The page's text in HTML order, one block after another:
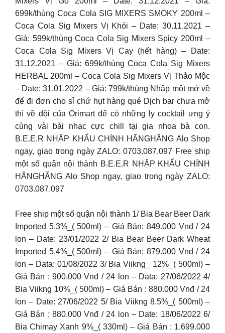
699k/thùng Coca Cola SIG MIXERS SMOKY 200ml –
Coca Cola Sig Mixers Vị Khói – Date: 30.11.2021 –
Giá: 599k/thùng Coca Cola Sig Mixers Spicy 200ml –
Coca Cola Sig Mixers Vị Cay (hết hàng) – Date:
31.12.2021 – Giá: 699k/thùng Coca Cola Sig Mixers
HERBAL 200ml – Coca Cola Sig Mixers Vị Thảo Mộc
– Date: 31.01.2022 – Giá: 799k/thùng Nhập một mớ về
để đi đơn cho sỉ chứ hụt hàng qué Dịch bar chưa mở
thì về đội của Orimart để có những ly cocktail ưng ý
cùng vài bài nhạc cực chill tại gia nhoa bà con.
B.E.E.R NHẬP KHẨU CHÍNH HÃNGHÃNG Alo Shop
ngay, giao trong ngày ZALO: 0703.087.097 Free ship
một số quận nội thành B.E.E.R NHẬP KHẨU CHÍNH
HÃNGHÃNG Alo Shop ngay, giao trong ngày ZALO:
0703.087.097
Free ship một số quận nội thành 1/ Bia Bear Beer Dark
Imported 5.3%_( 500ml) – Giá Bán: 849.000 Vnđ / 24
lon – Date: 23/01/2022 2/ Bia Bear Beer Dark Wheat
Imported 5.4%_( 500ml) – Giá Bán: 879.000 Vnđ / 24
lon – Data: 01/08/2022 3/ Bia Viikng_ 12%_( 500ml) –
Giá Bán : 900.000 Vnđ / 24 lon – Data: 27/06/2022 4/
Bia Viikng 10%_( 500ml) – Giá Bán : 880.000 Vnđ / 24
lon – Date: 27/06/2022 5/ Bia Viikng 8.5%_( 500ml) –
Giá Bán : 880.000 Vnđ / 24 lon – Date: 18/06/2022 6/
Bia Chimay Xanh 9%_( 330ml) – Giá Bán : 1.699.000